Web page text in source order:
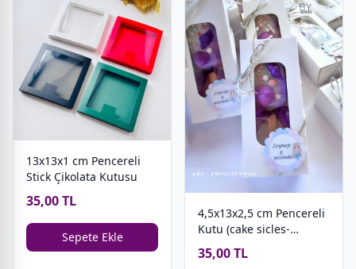
13x13x1 cm Pencereli
Stick Çikolata Kutusu
35,00 TL
Sepete Ekle
4,5x13x2,5 cm Pencereli
Kutu (cake sicles-
magnum cakes)
35,00 TL